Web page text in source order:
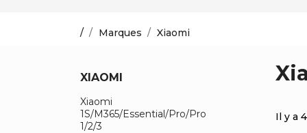
/ Marques Xiaomi
XIAOMI
Xiaomi
1S/M365/Essential/Pro/Pro
1/2/3
Il y a